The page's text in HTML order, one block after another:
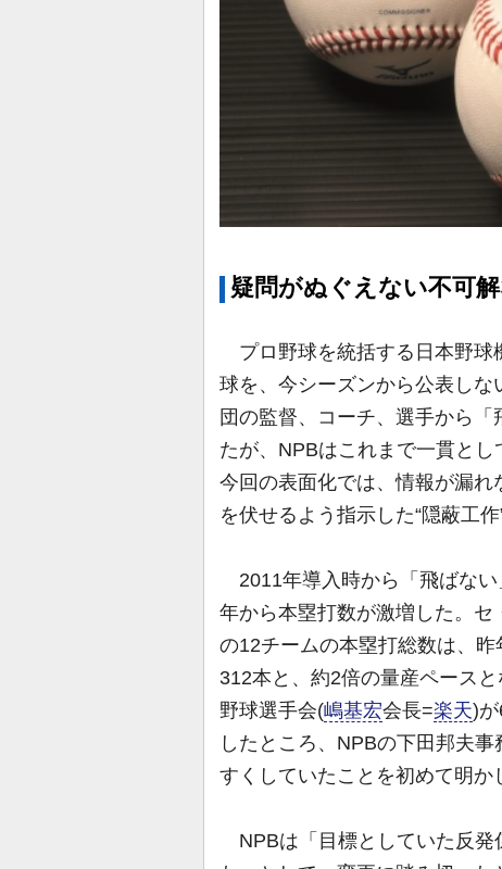
疑問がぬぐえない不可
プロ野球を統括する日本野球
球を、今シーズンから公表し
団の監督、コーチ、選手から
たが、NPBはこれまで一貫とし
今回の表面化では、情報が漏
を伏せるよう指示した“隠蔽工
2011年導入時から「飛ばない
年から本塁打数が激増した。
の12チームの本塁打総数は、
312本と、約2倍の量産ペース
野球選手会(嶋基宏会長=楽天)
したところ、NPBの下田邦夫
すくしていたことを初めて明か
NPBは「目標としていた反発